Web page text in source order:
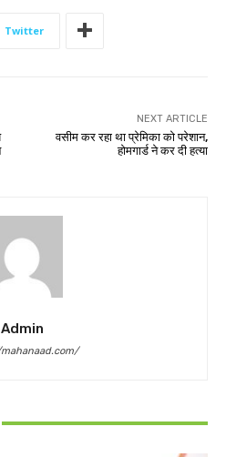
Twitter
NEXT ARTICLE
वसीम कर रहा था प्रेमिका को परेशान,
होमगार्ड ने कर दी हत्या
Admin